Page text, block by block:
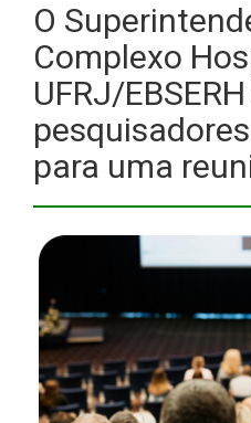
O
Complexo
UFRJ/
para uma